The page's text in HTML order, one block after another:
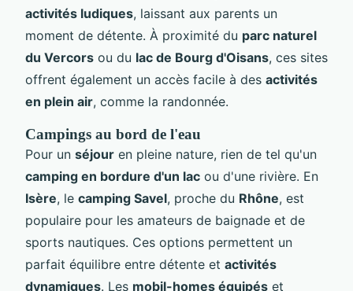
activités ludiques, laissant aux parents un
moment de détente. À proximité du parc naturel
du Vercors ou du lac de Bourg d'Oisans, ces sites
offrent également un accès facile à des activités
en plein air, comme la randonnée.
Campings au bord de l'eau
Pour un séjour en pleine nature, rien de tel qu'un
camping en bordure d'un lac ou d'une rivière. En
Isère, le camping Savel, proche du Rhône, est
populaire pour les amateurs de baignade et de
sports nautiques. Ces options permettent un
parfait équilibre entre détente et activités
dynamiques. Les mobil-homes équipés et